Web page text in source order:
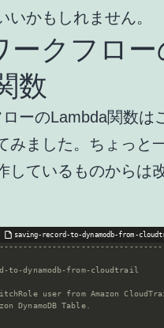
いかもしれません。
ークフロー
数
ーのLambda関数は
みました。ちょっと
しているものからは
dynamodb-from-cloudtrail
user from Amazon
DynamoDB Table.